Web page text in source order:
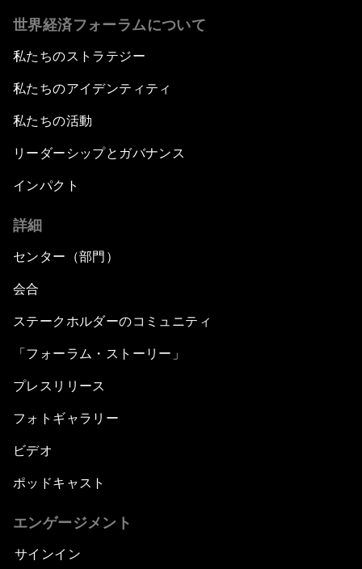
世界経済フォーラムについて
私たちのストラテジー
私たちのアイデンティティ
私たちの活動
リーダーシップとガバナンス
インパクト
詳細
センター（部門）
会合
ステークホルダーのコミュニティ
「フォーラム・ストーリー」
プレスリリース
フォトギャラリー
ビデオ
ポッドキャスト
エンゲージメント
サインイン